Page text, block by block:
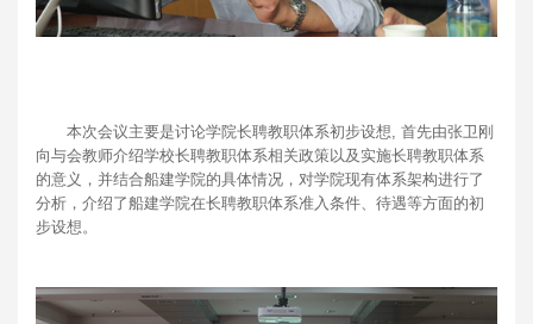
本次会议主要是讨论学院长聘教职体系初步设想, 首先由张卫刚
向与会教师介绍学校长聘教职体系相关政策以及实施长聘教职体系
的意义，并结合船建学院的具体情况，对学院现有体系架构进行了
分析，介绍了船建学院在长聘教职体系准入条件、待遇等方面的初
步设想。